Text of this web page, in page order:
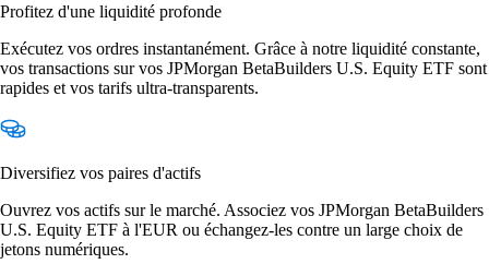
Profitez d'une liquidité profonde
Exécutez vos ordres instantanément. Grâce à notre liquidité constante,
vos transactions sur vos JPMorgan BetaBuilders U.S. Equity ETF sont
rapides et vos tarifs ultra-transparents.
Diversifiez vos paires d'actifs
Ouvrez vos actifs sur le marché. Associez vos JPMorgan BetaBuilders
U.S. Equity ETF à l'EUR ou échangez-les contre un large choix de
jetons numériques.